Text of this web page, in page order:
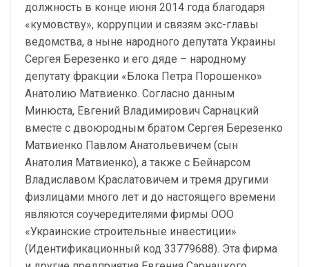
должность в конце июня 2014 года благодаря
«кумовству», коррупции и связям экс-главы
ведомства, а ныне народного депутата Украины
Сергея Березенко и его дяде – народному
депутату фракции «Блока Петра Порошенко»
Анатолию Матвиенко. Согласно данным
Минюста, Евгений Владимирович Сарнацкий
вместе с двоюродным братом Сергея Березенко
Матвиенко Павлом Анатольевичем (сын
Анатолия Матвиенко), а также с Бейнарсом
Владиславом Краслатовичем и тремя другими
физлицами много лет и до настоящего времени
являются соучередителями фирмы ООО
«Украинские строительные инвестиции»
(Идентификационный код 33779688). Эта фирма